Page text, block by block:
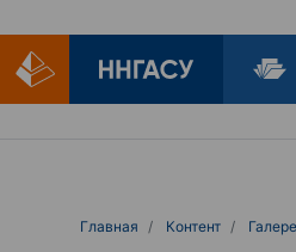
Главная Контент